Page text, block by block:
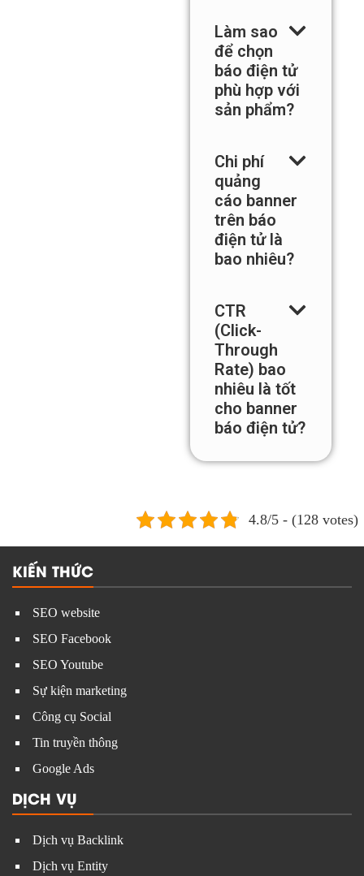
không?
Làm sao
để chọn
báo điện tử
sản phẩm?
Chi phí
quảng
cáo banner
trên báo
bao nhiêu?
CTR
(Click-
Through
Rate) bao
nhiêu là tốt
cho banner
KIẾN THỨC
SEO website
SEO Facebook
SEO Youtube
Sự kiện marketing
Công cụ Social
Tin truyền thông
Google Ads
DỊCH VỤ